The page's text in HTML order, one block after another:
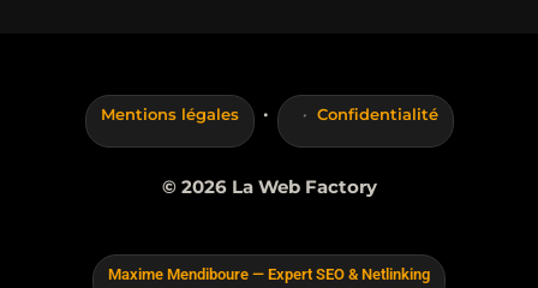
Mentions légales · Confidentialité
© 2026 La Web Factory
Maxime Mendiboure — Expert SEO & Netlinking